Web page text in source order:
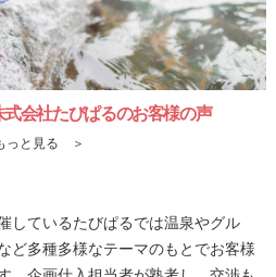
会社たびぱるのお客様の声
っと見る ＞
しているたびぱるでは温泉やグル
ど多種多様なテーマのもとでお客様